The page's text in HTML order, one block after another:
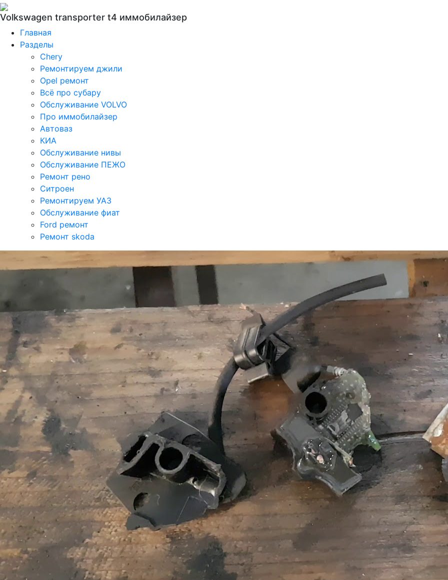
Volkswagen transporter t4 иммобилайзер
Главная
Разделы
Chery
Ремонтируем джили
Opel ремонт
Всё про субару
Обслуживание VOLVO
Про иммобилайзер
Автоваз
КИА
Обслуживание нивы
Обслуживание ПЕЖО
Ремонт рено
Ситроен
Ремонтируем УАЗ
Обслуживание фиат
Ford ремонт
Ремонт skoda